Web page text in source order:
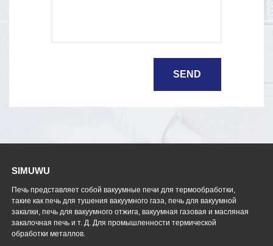
SIMUWU
Печь представляет собой вакуумные печи для термообработки,
такие как печь для тушения вакуумного газа, печь для вакуумной
закалки, печь для вакуумного отжига, вакуумная газовая и масляная
закалочная печь и т. Д. Для промышленности термической
обработки металлов.